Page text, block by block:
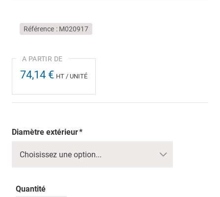
Référence M020917
74,14 € HT / UNITÉ
Diamètre extérieur
Quantité